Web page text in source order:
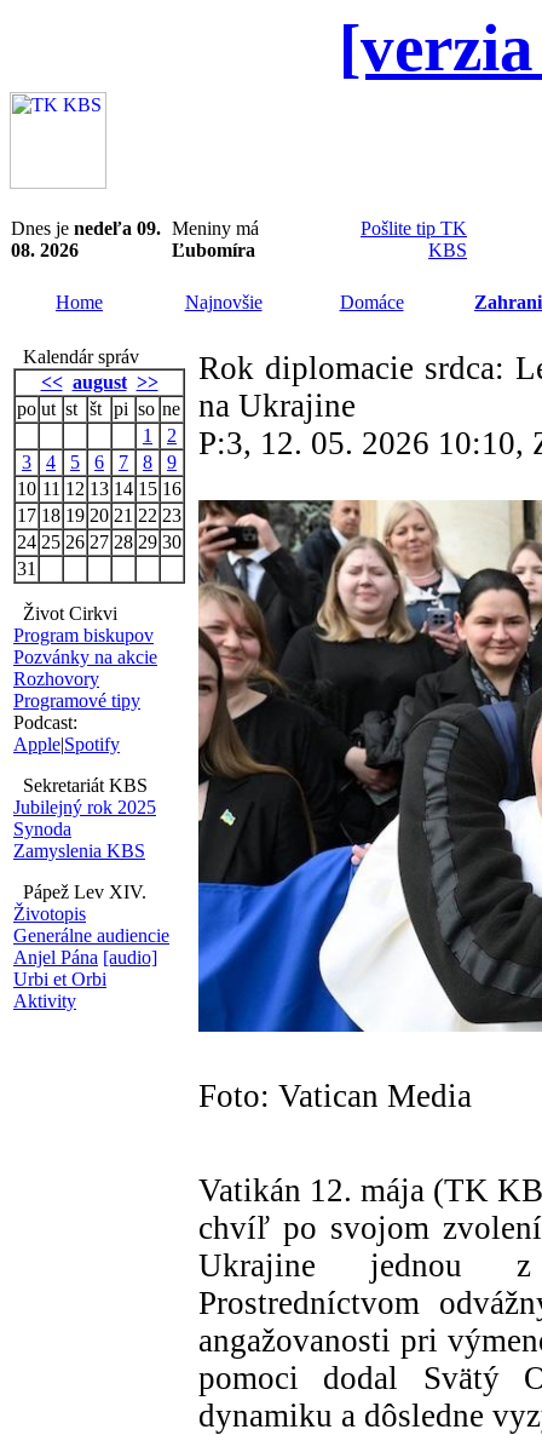
Dnes je nedeľa 09.
08. 2026
Meniny má
Ľubomíra
Pošlite tip TK
KBS
Home Najnovšie Domáce
Kalendár správ
<< august >>
po ut st št pi so ne
1
2
3
4 5 6 7 8
9
10 11 12 13 14 15 16
17 18 19 20 21 22 23
24 25 26 27 28 29 30
31
Život Cirkvi
Program biskupov
Pozvánky na akcie
Rozhovory
Programové tipy
Podcast:
Apple|Spotify
Sekretariát KBS
Jubilejný rok 2025
Synoda
Zamyslenia KBS
Pápež Lev XIV.
Životopis
Generálne audiencie
Anjel Pána [audio]
Urbi et Orbi
Aktivity
Rok diplomacie srdca:
na Ukrajine
P:3, 12. 05. 2026 10:10,
Foto: Vatican Media
Vatikán 12. mája (TK
chvíľ po svojom
Ukrajine jednou
Prostredníctvom
angažovanosti pri
pomoci dodal Svätý
dynamiku a dôsledne